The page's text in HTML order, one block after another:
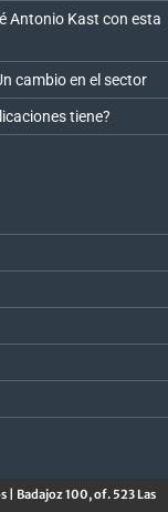
Antonio Kast con esta
cambio en el sector
tiene?
Badajoz 100, of. 523 Las